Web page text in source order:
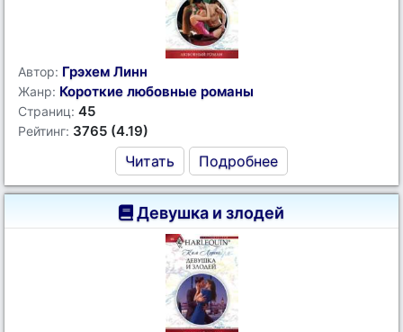
Автор: Грэхем Линн
Жанр: Короткие любовные романы
Страниц: 45
Рейтинг: 3765 (4.19)
Читать Подробнее
Девушка и злодей